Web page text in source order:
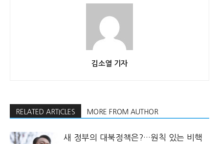
김소열 기자
RELATED ARTICLES MORE FROM AUTHOR
새 정부의 대북정책은?…원칙 있는 비핵